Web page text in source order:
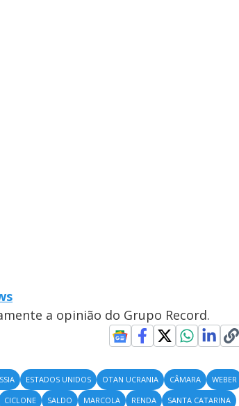
a opinião do Grupo Record.
ESTADOS UNIDOS OTAN UCRANIA CÂMARA
WEBER
CICLONE SALDO MARCOLA RENDA
SANTA CATARINA